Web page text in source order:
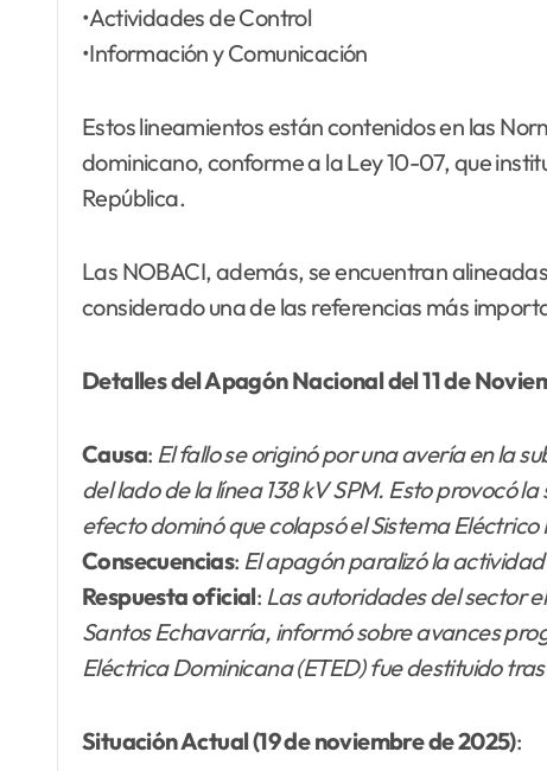
•Actividades de Control
•Información y Comunicación
Estos lineamientos están contenidos en las
dominicano, conforme a la Ley 10-07, que
República.
Las NOBACI, además, se encuentran
considerado una de las referencias más
Detalles del Apagón Nacional del 11 de
Causa: El fallo se originó por una avería en la
del lado de la línea 138 kV SPM. Esto provocó
efecto dominó que colapsó el Sistema
Consecuencias: El apagón paralizó la
Respuesta oficial: Las autoridades del sector
Santos Echavarría, informó sobre avances
Eléctrica Dominicana (ETED) fue destituido
Situación Actual (19 de noviembre de 2025):